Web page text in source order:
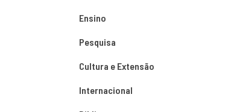
Ensino
Pesquisa
Cultura e Extensão
Internacional